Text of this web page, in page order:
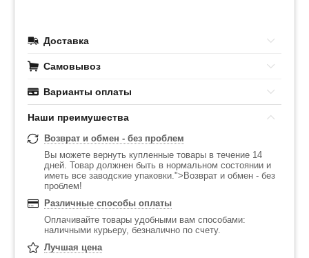
Доставка
Самовывоз
Варианты оплаты
Наши преимушества
Возврат и обмен - без проблем
Вы можете вернуть купленные товары в течение 14
дней. Товар должнен быть в нормальном состоянии и
иметь все заводские упаковки.">Возврат и обмен - без
проблем!
Различные способы оплаты
Оплачивайте товары удобными вам способами:
наличными курьеру, безналично по счету.
Лучшая цена